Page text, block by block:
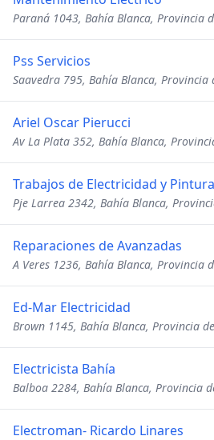
Paraná 1043, Bahía Blanca, Provincia
Pss Servicios
Saavedra 795, Bahía Blanca, Provincia
Ariel Oscar Pierucci
Av La Plata 352, Bahía Blanca,
Trabajos de Electricidad y
Pje Larrea 2342, Bahía Blanca,
Reparaciones de Avanzadas
A Veres 1236, Bahía Blanca, Provincia
Ed-Mar Electricidad
Brown 1145, Bahía Blanca, Provincia
Electricista Bahía
Balboa 2284, Bahía Blanca, Provincia
Electroman- Ricardo Linares